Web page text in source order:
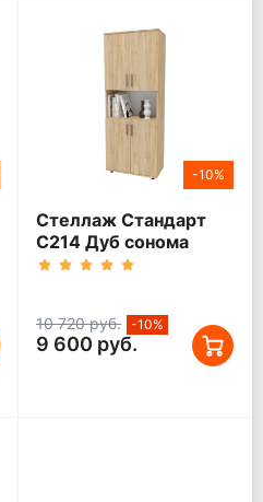
-10%
Стеллаж Стандарт
С214 Дуб сонома
10 720 руб. -10%
9 600 руб.